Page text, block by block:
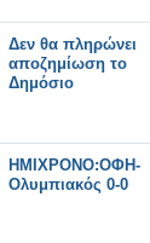
Δεν θα πληρώνει
αποζημίωση το
Δημόσιο
ΗΜΙΧΡΟΝΟ:ΟΦΗ-
Ολυμπιακός 0-0